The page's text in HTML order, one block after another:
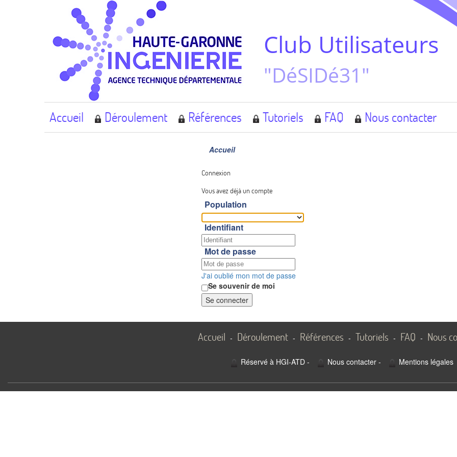
Club Utilisateurs
"DéSIDé31"
Accueil Déroulement Références Tutoriels FAQ Nous contacter
Accueil
Connexion
Vous avez déjà un compte
Population
Identifiant
Mot de passe
J'ai oublié mon mot de passe
Se souvenir de moi
Se connecter
Accueil - Déroulement - Références - Tutoriels - FAQ - Nous
Réservé à HGI-ATD- Nous contacter- Mentions légales